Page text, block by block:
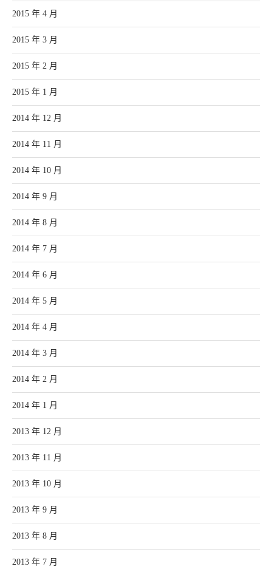
2015 年 4 月
2015 年 3 月
2015 年 2 月
2015 年 1 月
2014 年 12 月
2014 年 11 月
2014 年 10 月
2014 年 9 月
2014 年 8 月
2014 年 7 月
2014 年 6 月
2014 年 5 月
2014 年 4 月
2014 年 3 月
2014 年 2 月
2014 年 1 月
2013 年 12 月
2013 年 11 月
2013 年 10 月
2013 年 9 月
2013 年 8 月
2013 年 7 月